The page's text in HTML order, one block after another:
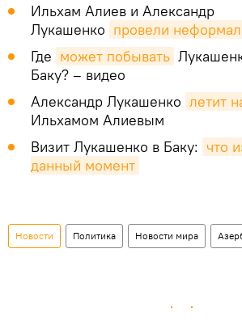
Ильхам Алиев и Александр
Лукашенко провели
Где может побывать
Баку? – видео
Александр Лукашенко летит
Ильхамом Алиевым
Визит Лукашенко в Баку: что
данный момент
Новости Политика Новости мира